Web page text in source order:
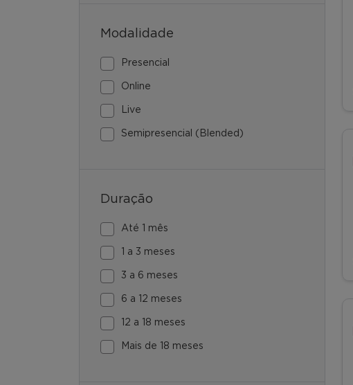
Modalidade
Presencial
Online
Live
Semipresencial (Blended)
Duração
Até 1 mês
1 a 3 meses
3 a 6 meses
6 a 12 meses
12 a 18 meses
Mais de 18 meses